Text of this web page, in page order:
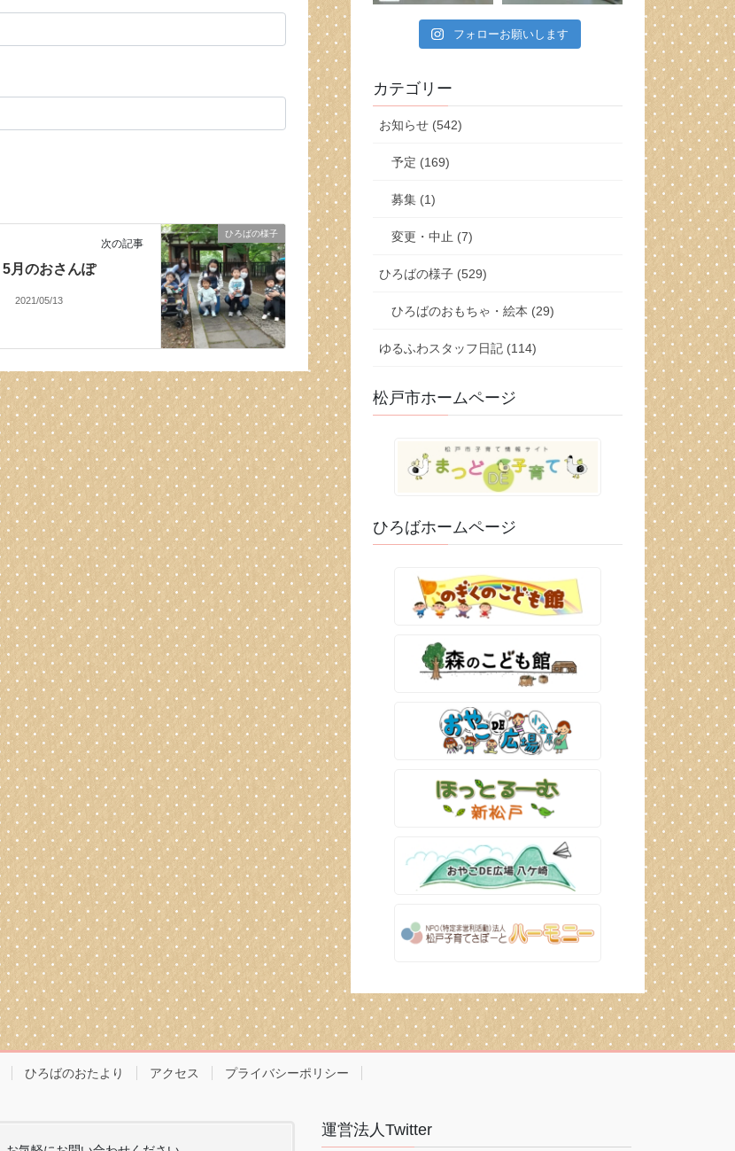
ひろばの様子
次の記事
5月のおさんぽ
2021/05/13
フォローお願いします
カテゴリー
お知らせ (542)
予定 (169)
募集 (1)
変更・中止 (7)
ひろばの様子 (529)
ひろばのおもちゃ・絵本 (29)
ゆるふわスタッフ日記 (114)
松戸市ホームページ
ひろばホームページ
ひろばのおたより アクセス プライバシーポリシー
運営法人Twitter